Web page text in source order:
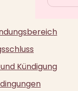
Kündigung